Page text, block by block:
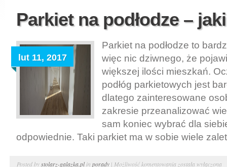
Parkiet na podłodze –
lut 11, 2017
Parkiet na podłodze to
więc nic dziwnego, że
większej ilości mieszkań.
podłóg parkietowych jest
dlatego zainteresowane
zakresie przeanalizować
sam koniec wybrać dla
odpowiednie. Taki parkiet ma w sobie wiele
Posted bystolarz-galazka.plin porady | Możliwość komentowania Parkiet
została wyłączona